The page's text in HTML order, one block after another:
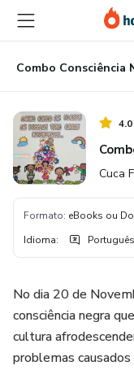
para
conteúdo
principal
para
pagamento
para
rodapé
4.0
Cuca
Formato: eBooks ou
Idioma: Português
No dia 20 de
consciência negra
cultura
problemas